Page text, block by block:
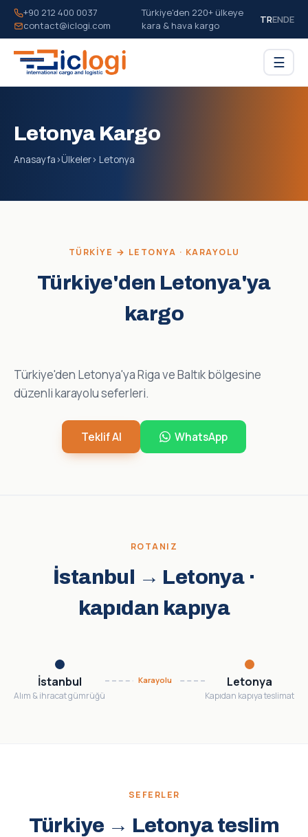
+90 212 400 0037
contact@iclogi.com
Türkiye'den 220+ ülkeye
kara & hava kargo
TRENDE
☰
Letonya Kargo
Anasayfa›Ülkeler› Letonya
TÜRKIYE → LETONYA · KARAYOLU
Türkiye'den Letonya'ya
kargo
Türkiye'den Letonya'ya Riga ve Baltık bölgesine
düzenli karayolu seferleri.
Teklif Al WhatsApp
ROTANIZ
İstanbul → Letonya ·
kapıdan kapıya
İstanbul
Alım & ihracat gümrüğü
Karayolu Letonya
Kapıdan kapıya teslimat
SEFERLER
Türkiye → Letonya teslim